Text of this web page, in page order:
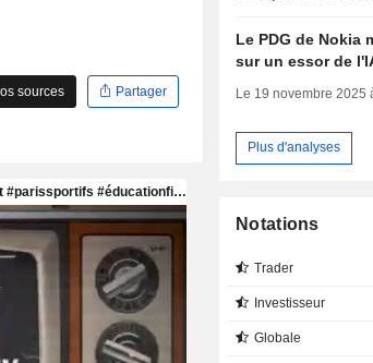
sources Partager
Le PDG de Nokia
sur un essor de
Le 19 novembre 2025
Plus d'analyses
Notations
Trader
Investisseur
Globale